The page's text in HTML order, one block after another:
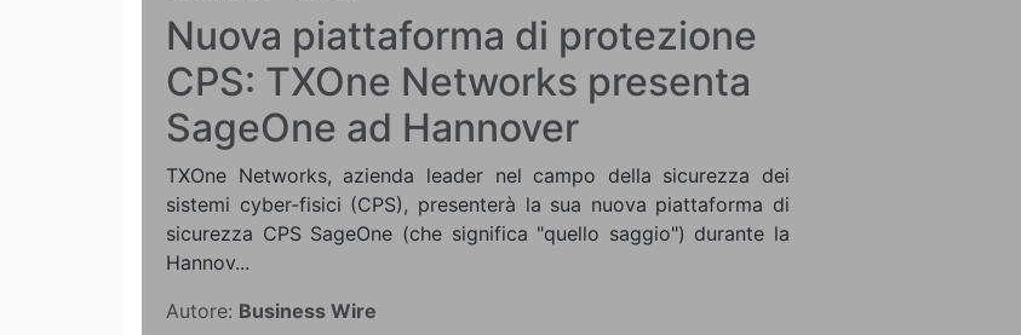
Nuova piattaforma di protezione
CPS: TXOne Networks presenta
SageOne ad Hannover
TXOne Networks, azienda leader nel campo della sicurezza dei
sistemi cyber-fisici (CPS), presenterà la sua nuova piattaforma di
sicurezza CPS SageOne (che significa "quello saggio") durante la
Hannov...
Autore: Business Wire